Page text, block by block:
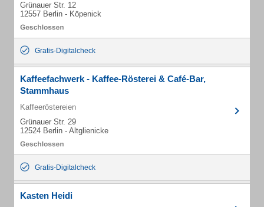
Grünauer Str. 12
12557 Berlin - Köpenick
Gratis-Digitalcheck
Kaffeefachwerk - Kaffee-Rösterei & Café-Bar,
Stammhaus
Kaffeeröstereien
Grünauer Str. 29
12524 Berlin - Altglienicke
Gratis-Digitalcheck
Kasten Heidi